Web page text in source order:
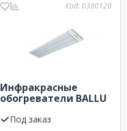
Код: 0380120
Инфракрасные
обогреватели BALLU
Под заказ